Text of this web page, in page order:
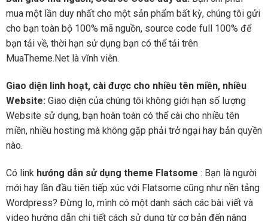
mua một lần duy nhất cho một sản phẩm bất kỳ, chúng tôi gửi
cho bạn toàn bộ 100% mã nguồn, source code full 100% để
bạn tải về, thời hạn sử dụng bạn có thể tải trên
MuaTheme.Net là vĩnh viễn.
Giao diện linh hoạt, cài được cho nhiều tên miền, nhiều
Website: Giao diện của chúng tôi không giới hạn số lượng
Website sử dụng, bạn hoàn toàn có thể cài cho nhiều tên
miền, nhiều hosting mà không gặp phải trở ngại hay bản quyền
nào.
Có link hướng dẫn sử dụng theme Flatsome : Bạn là người
mới hay lần đầu tiên tiếp xúc với Flatsome cũng như nền tảng
Wordpress? Đừng lo, mình có một danh sách các bài viết và
video hướng dẫn chi tiết cách sử dụng từ cơ bản đến nâng